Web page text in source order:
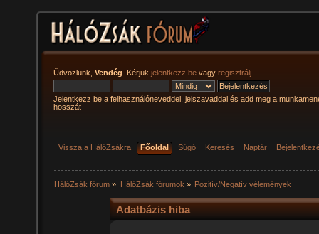
Üdvözlünk, Vendég . Kérjük jelentkezz be vagy regisztrálj
Jelentkezz be a felhasználóneveddel, jelszavaddal és add meg a
hosszát
Vissza a HálóZsákra Főoldal Súgó Keresés Naptár
HálóZsák fórum » HálóZsák fórumok » Pozitív/Negatív vélemények
Adatbázis hiba